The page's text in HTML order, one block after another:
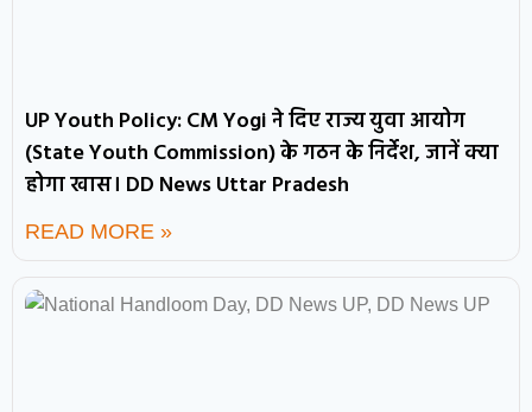
UP Youth Policy: CM Yogi ने दिए राज्य युवा आयोग
(State Youth Commission) के गठन के निर्देश, जानें क्या
होगा खास। DD News Uttar Pradesh
READ MORE »